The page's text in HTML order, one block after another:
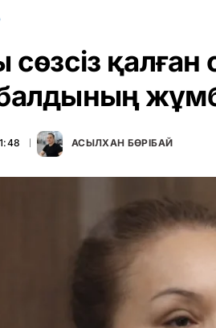
сөзсіз
АСЫЛХАН БӨРІБАЙ